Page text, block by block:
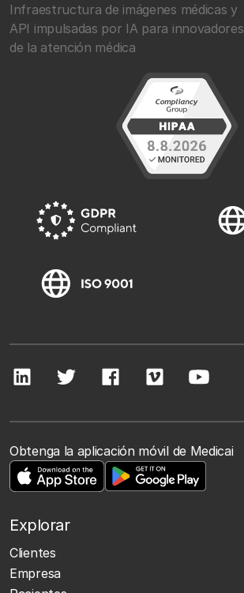
Infraestructura de imágenes médicas y
API impulsadas por IA para innovadores
de la atención médica
Obtenga la aplicación móvil de Medicai
Explorar
Clientes
Empresa